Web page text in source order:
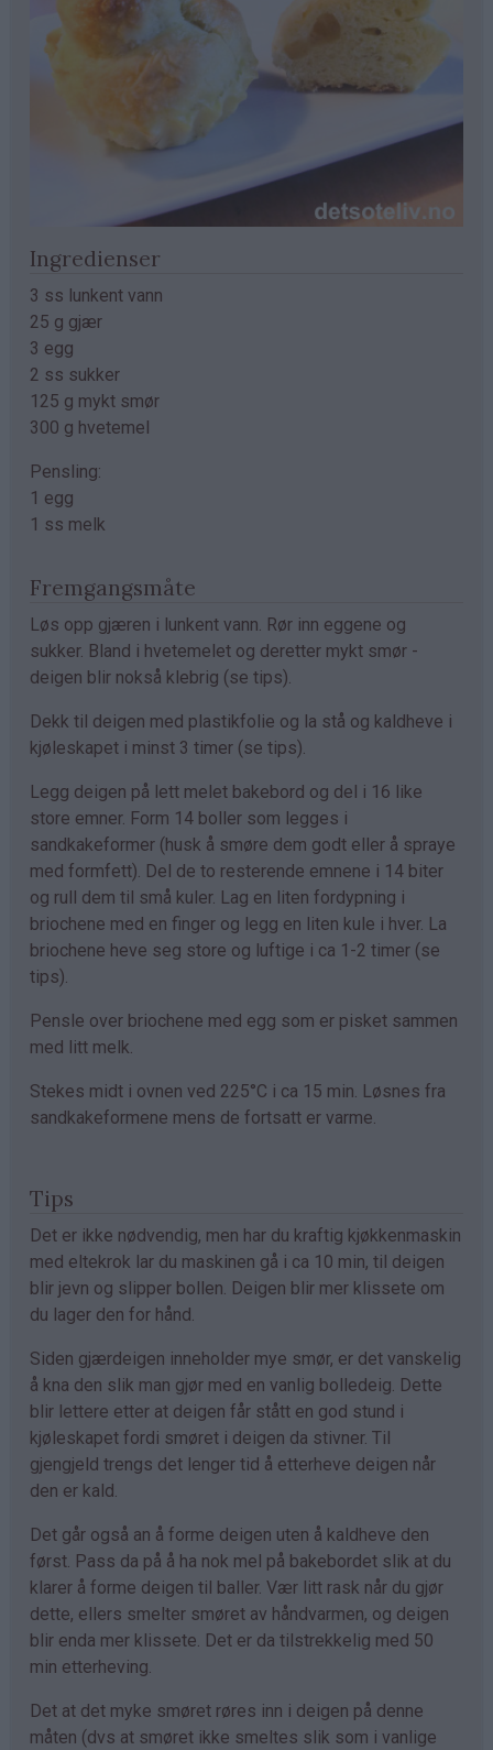
Ingredienser
3 ss lunkent vann
25 g gjær
3 egg
2 ss sukker
125 g mykt smør
300 g hvetemel
Pensling:
1 egg
1 ss melk
Fremgangsmåte
Løs opp gjæren i lunkent vann. Rør inn eggene og
sukker. Bland i hvetemelet og deretter mykt smør -
deigen blir nokså klebrig (se tips).
Dekk til deigen med plastikfolie og la stå og kaldheve i
kjøleskapet i minst 3 timer (se tips).
Legg deigen på lett melet bakebord og del i 16 like
store emner. Form 14 boller som legges i
sandkakeformer (husk å smøre dem godt eller å spraye
med formfett). Del de to resterende emnene i 14 biter
og rull dem til små kuler. Lag en liten fordypning i
briochene med en finger og legg en liten kule i hver. La
briochene heve seg store og luftige i ca 1-2 timer (se
tips).
Pensle over briochene med egg som er pisket sammen
med litt melk.
Stekes midt i ovnen ved 225°C i ca 15 min. Løsnes fra
sandkakeformene mens de fortsatt er varme.
Tips
Det er ikke nødvendig, men har du kraftig kjøkkenmaskin
med eltekrok lar du maskinen gå i ca 10 min, til deigen
blir jevn og slipper bollen. Deigen blir mer klissete om
du lager den for hånd.
Siden gjærdeigen inneholder mye smør, er det vanskelig
å kna den slik man gjør med en vanlig bolledeig. Dette
blir lettere etter at deigen får stått en god stund i
kjøleskapet fordi smøret i deigen da stivner. Til
gjengjeld trengs det lenger tid å etterheve deigen når
den er kald.
Det går også an å forme deigen uten å kaldheve den
først. Pass da på å ha nok mel på bakebordet slik at du
klarer å forme deigen til baller. Vær litt rask når du gjør
dette, ellers smelter smøret av håndvarmen, og deigen
blir enda mer klissete. Det er da tilstrekkelig med 50
min etterheving.
Det at det myke smøret røres inn i deigen på denne
måten (dvs at smøret ikke smeltes slik som i vanlige